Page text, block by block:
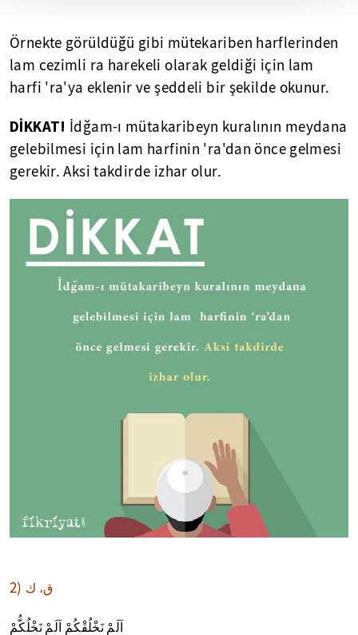
Örnekte görüldüğü gibi mütekariben harflerinden
lam cezimli ra harekeli olarak geldiği için lam
harfi 'ra'ya eklenir ve şeddeli bir şekilde okunur.
DİKKAT! İdğam-ı mütakaribeyn kuralının meydana
gelebilmesi için lam harfinin 'ra'dan önce gelmesi
gerekir. Aksi takdirde izhar olur.
2) ق، ك
اَلَمْ نَخْلُقْكُمْ اَلَمْ نَخْلُكُّمْ